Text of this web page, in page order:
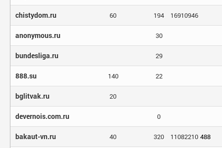
chistydom.ru 60 194 16910946
anonymous.ru 30
bundesliga.ru 29
888.su 140 22
bglitvak.ru 20
devernois.com.ru 0
bakaut-vn.ru 40 320 11082210 488